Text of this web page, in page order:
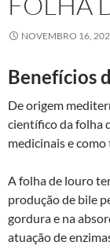
NOVEMBRO 16,
Benefícios
De origem
científico da folha
medicinais e
A folha de louro
produção de bile
gordura e na
atuação de